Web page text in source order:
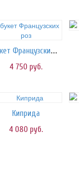
букет Французских роз
4 750 руб.
Киприда
4 080 руб.